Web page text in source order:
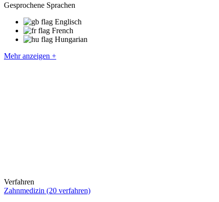
Gesprochene Sprachen
Englisch
French
Hungarian
Mehr anzeigen +
Verfahren
Zahnmedizin (20 verfahren)